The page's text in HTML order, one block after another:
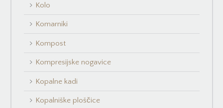
Kolo
Komarniki
Kompost
Kompresijske nogavice
Kopalne kadi
Kopalniške ploščice